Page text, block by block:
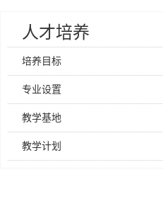
人才培养
培养目标
专业设置
教学基地
教学计划